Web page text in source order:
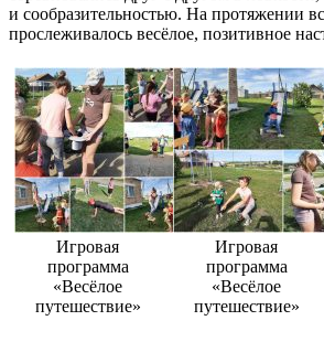
и сообразительностью. На протяжении
прослеживалось весёлое, позитивное
Игровая
программа
«Весёлое
путешествие»
Игровая
программа
«Весёлое
путешествие»